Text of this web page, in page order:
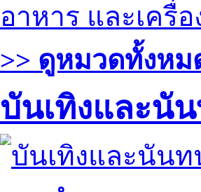
อาหาร และเครื่อ
>> ดูหมวดทั้งหม
บันเทิงและนั